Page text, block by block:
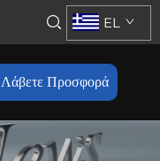
Λάβετε Προσφορά
EL